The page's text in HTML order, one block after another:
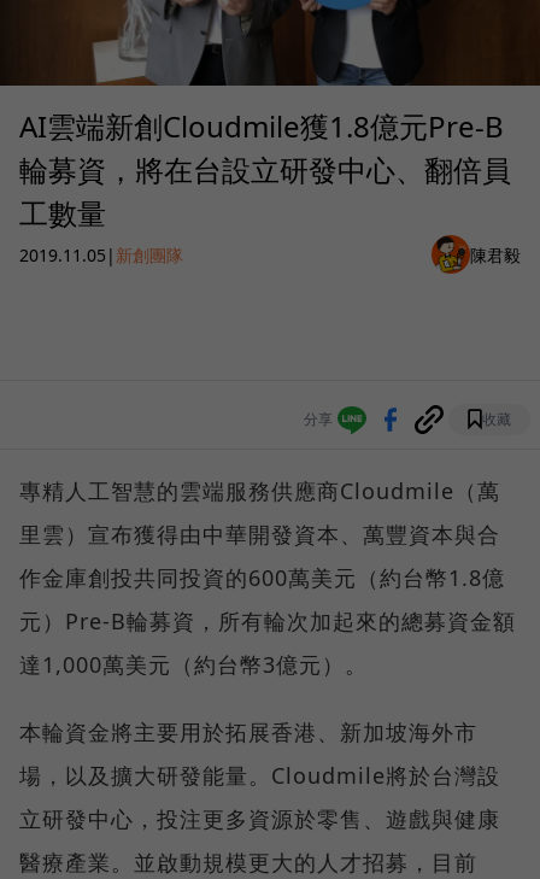
AI雲端新創Cloudmile獲1.8億元Pre-B
輪募資，將在台設立研發中心、翻倍員
工數量
2019.11.05 | 新創團隊 陳君毅
分享 收藏
專精人工智慧的雲端服務供應商Cloudmile（萬
里雲）宣布獲得由中華開發資本、萬豐資本與合
作金庫創投共同投資的600萬美元（約台幣1.8億
元）Pre-B輪募資，所有輪次加起來的總募資金額
達1,000萬美元（約台幣3億元）。
本輪資金將主要用於拓展香港、新加坡海外市
場，以及擴大研發能量。Cloudmile將於台灣設
立研發中心，投注更多資源於零售、遊戲與健康
醫療產業。並啟動規模更大的人才招募，目前